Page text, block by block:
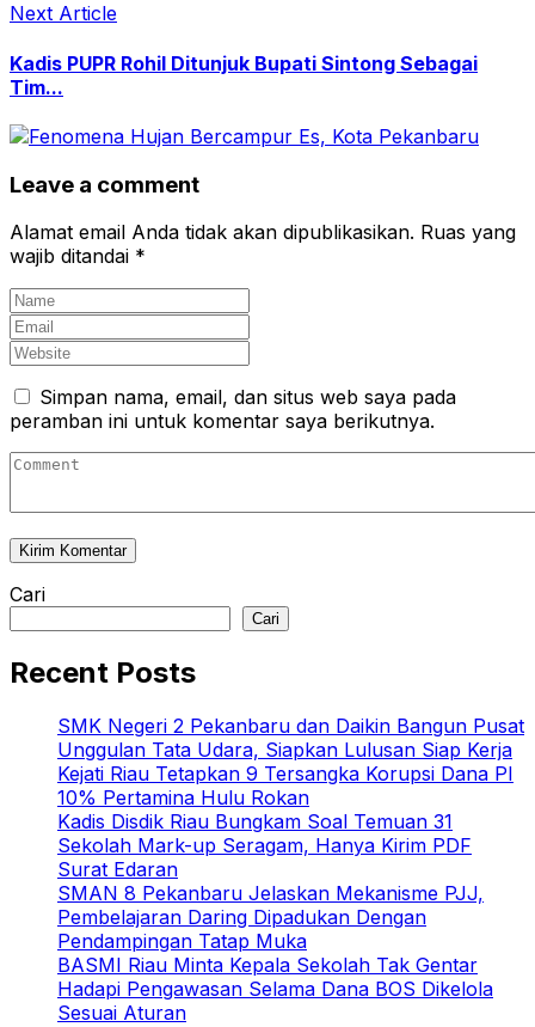
Next Article
Kadis PUPR Rohil Ditunjuk Bupati Sintong Sebagai
Tim...
Leave a comment
Alamat email Anda tidak akan dipublikasikan. Ruas yang
wajib ditandai *
Simpan nama, email, dan situs web saya pada
peramban ini untuk komentar saya berikutnya.
Cari
Cari
Recent Posts
SMK Negeri 2 Pekanbaru dan Daikin Bangun Pusat
Unggulan Tata Udara, Siapkan Lulusan Siap Kerja
Kejati Riau Tetapkan 9 Tersangka Korupsi Dana PI
10% Pertamina Hulu Rokan
Kadis Disdik Riau Bungkam Soal Temuan 31
Sekolah Mark-up Seragam, Hanya Kirim PDF
Surat Edaran
SMAN 8 Pekanbaru Jelaskan Mekanisme PJJ,
Pembelajaran Daring Dipadukan Dengan
Pendampingan Tatap Muka
BASMI Riau Minta Kepala Sekolah Tak Gentar
Hadapi Pengawasan Selama Dana BOS Dikelola
Sesuai Aturan